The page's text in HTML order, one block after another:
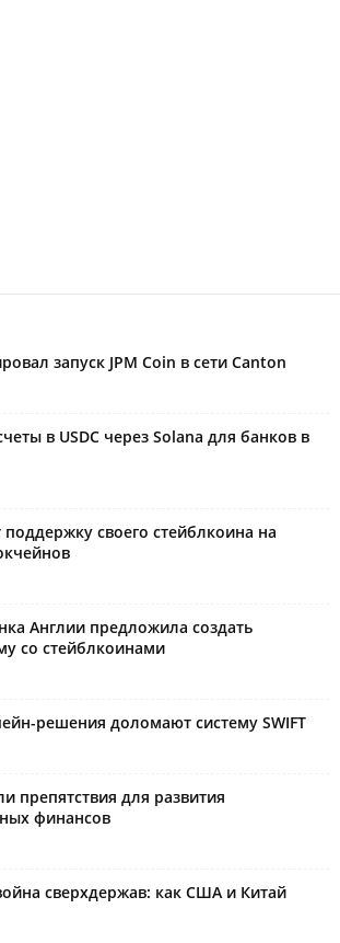
запуск JPM Coin в сети Canton
в USDC через Solana для банков в
своего стейблкоина на
Англии предложила создать
со стейблкоинами
решения доломают систему SWIFT
препятствия для развития
финансов
сверхдержав: как США и Китай